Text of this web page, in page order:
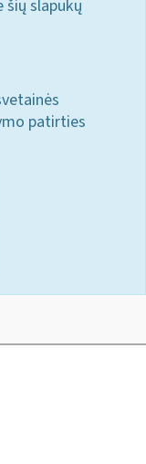
šių slapukų
patirties